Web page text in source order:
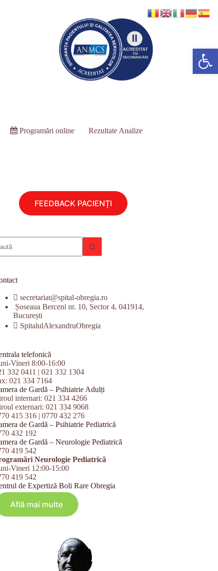
Deschide bara de unelte
Programări online Rezultate Analize
FEEDBACK PACIENȚI
secretariat@spital-obregia.ro
Șoseaua Berceni nr. 10, Sector 4, 041914,
București
SpitalulAlexandruObregia
telefonică
Vineri 8:00-16:00
332 0411 |021 332 1304
021 334 7164
de Gardă – Psihiatrie Adulți
internari:021 334 4266
externari:021 334 9068
415 316 |0770 432 276
de Gardă – Psihiatrie Pediatrică
432 192
de Gardă – Neurologie Pediatrică
419 542
Neurologie Pediatrică
Vineri 12:00-15:00
419 542
de Expertiză Boli Rare Obregia
Află mai multe